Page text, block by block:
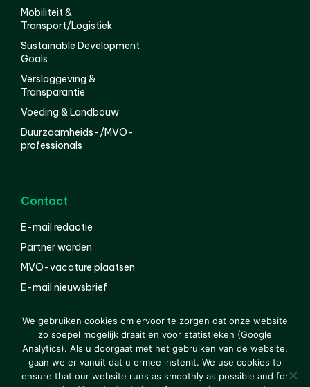
Mobiliteit &
Transport/Logistiek
Sustainable Development
Goals
Verslaggeving &
Transparantie
Voeding & Landbouw
Duurzaamheids-/MVO-
professionals
Contact
E-mail redactie
Partner worden
MVO-vacature plaatsen
E-mail nieuwsbrief
© 2000-2026 Van der Molen EIS Colofon
Disclaimer
Privacy
We gebruiken cookies om ervoor te zorgen dat onze website
zo soepel mogelijk draait en voor statistieken (Google
Analytics). Als u doorgaat met het gebruiken van de website,
gaan we er vanuit dat u ermee instemt. We use cookies to
ensure that our website runs as smoothly as possible and for